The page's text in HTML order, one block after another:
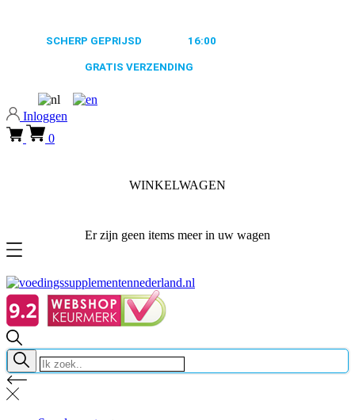
SCHERP GEPRIJSD 16:00
GRATIS VERZENDING
Inloggen
0
WINKELWAGEN
Er zijn geen items meer in uw wagen